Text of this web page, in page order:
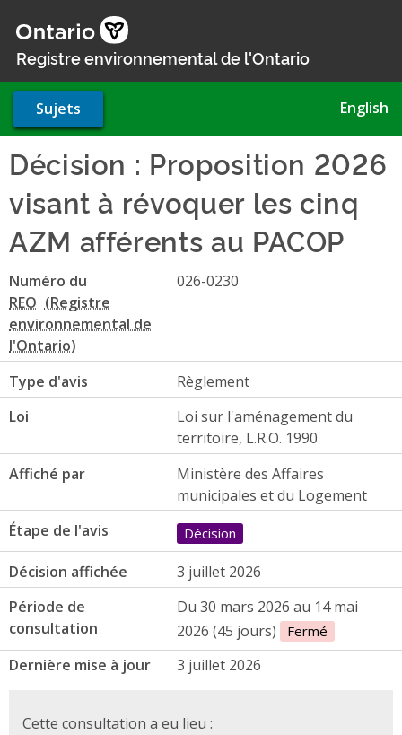
au
contenu
Registre environnemental de l'Ontario
Sujets English
Décision : Proposition 2026
visant à révoquer les cinq
AZM afférents au PACOP
Numéro du
REO
026-0230
Type d'avis
Règlement
Loi
Loi sur l'aménagement du
territoire, L.R.O. 1990
Affiché par
Ministère des Affaires
municipales et du Logement
Étape de l'avis
Décision
Décision affichée
3 juillet 2026
Période de
consultation
Du 30 mars 2026 au 14 mai
2026 (45 jours)
Fermé
Dernière mise à jour 3 juillet 2026
Cette consultation a eu lieu :